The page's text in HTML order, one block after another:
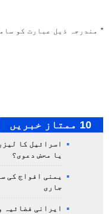
* مندرجہ ذیل عبارت کو
10 ممتاز خبریں
اسرائیل کا
یا محض دعوی؟
یمنی افواج کی
جاری
ایرانی فضائیہ